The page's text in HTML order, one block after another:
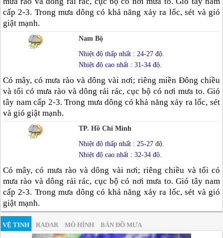
cấp 2-3. Trong mưa dông có khả năng xảy ra lốc, sét và gió
giật mạnh.
Nam Bộ
Nhiệt độ thấp nhất : 24-27 độ.
Nhiệt độ cao nhất : 31-34 độ.
Có mây, có mưa rào và dông vài nơi; riêng miền Đông chiều
và tối có mưa rào và dông rải rác, cục bộ có nơi mưa to. Gió
tây nam cấp 2-3. Trong mưa dông có khả năng xảy ra lốc, sét
và gió giật mạnh.
TP. Hồ Chí Minh
Nhiệt độ thấp nhất : 25-27 độ.
Nhiệt độ cao nhất : 32-34 độ.
Có mây, có mưa rào và dông vài nơi; riêng chiều và tối có
mưa rào và dông rải rác, cục bộ có nơi mưa to. Gió tây nam
cấp 2-3. Trong mưa dông có khả năng xảy ra lốc, sét và gió
giật mạnh.
VỆ TINH RADAR MÔ HÌNH BẢN ĐỒ MƯA